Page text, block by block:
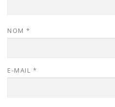
NOM *
E-MAIL *